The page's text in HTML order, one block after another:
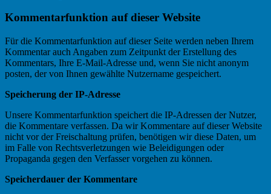
Kommentarfunktion auf dieser Website
Für die Kommentarfunktion auf dieser Seite werden neben Ihrem
Kommentar auch Angaben zum Zeitpunkt der Erstellung des
Kommentars, Ihre E-Mail-Adresse und, wenn Sie nicht anonym
posten, der von Ihnen gewählte Nutzername gespeichert.
Speicherung der IP-Adresse
Unsere Kommentarfunktion speichert die IP-Adressen der Nutzer,
die Kommentare verfassen. Da wir Kommentare auf dieser Website
nicht vor der Freischaltung prüfen, benötigen wir diese Daten, um
im Falle von Rechtsverletzungen wie Beleidigungen oder
Propaganda gegen den Verfasser vorgehen zu können.
Speicherdauer der Kommentare